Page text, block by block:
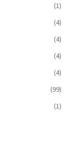
(1)
(4)
(4)
(4)
(4)
(99)
(1)